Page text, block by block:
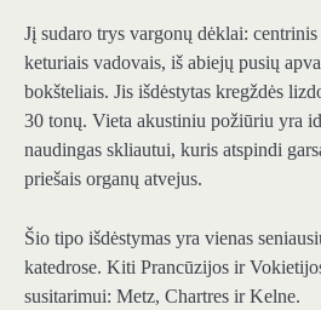
Jį sudaro trys vargonų dėklai:
keturiais vadovais, iš abiejų pusių
bokšteliais. Jis išdėstytas kregždės
30 tonų. Vieta akustiniu požiūriu yra
naudingas skliautui, kuris atspindi
priešais organų atvejus.
Šio tipo išdėstymas yra vienas
katedrose. Kiti Prancūzijos ir
susitarimui: Metz, Chartres ir Kelne.